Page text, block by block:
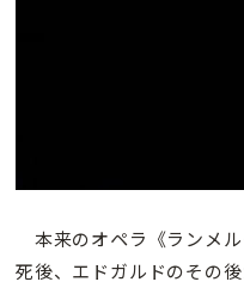
本来のオペラ《ランメ
死後、エドガルドのその